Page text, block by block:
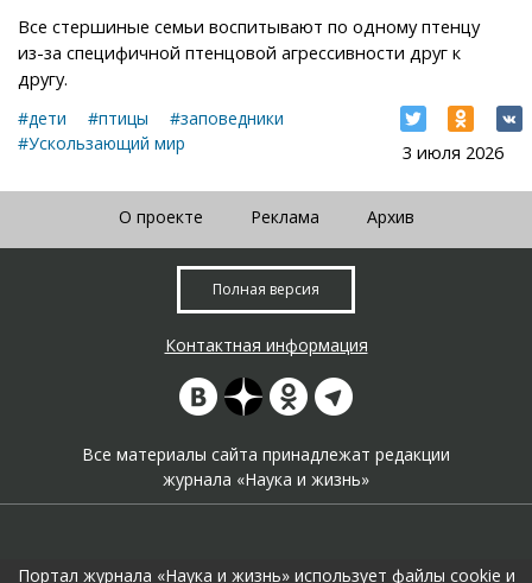
Все стершиные семьи воспитывают по одному птенцу
из-за специфичной птенцовой агрессивности друг к
другу.
3 июля 2026
#дети #птицы
#заповедники
#Ускользающий мир
О проекте Реклама Архив
Полная версия
Контактная информация
Все материалы сайта принадлежат редакции
журнала «Наука и жизнь»
Портал журнала «Наука и жизнь» использует файлы cookie и